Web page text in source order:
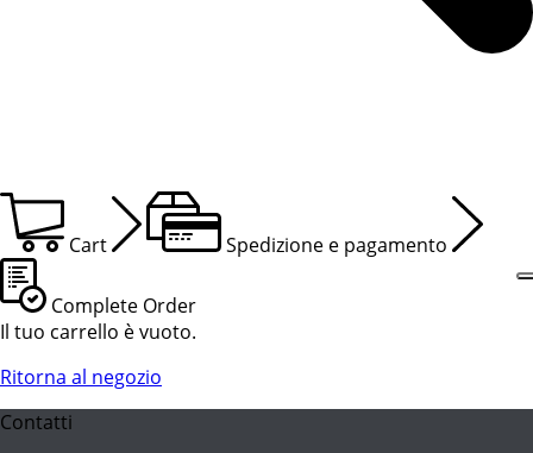
Cart Spedizione e pagamento
Complete Order
Il tuo carrello è vuoto.
Ritorna al negozio
Contatti